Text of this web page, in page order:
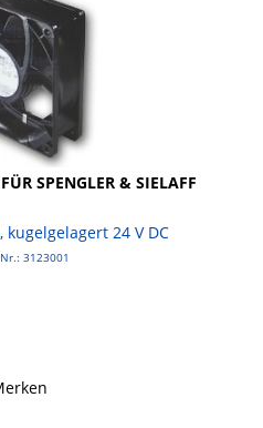
SPENGLER & SIELAFF
kugelgelagert 24 V DC
3123001